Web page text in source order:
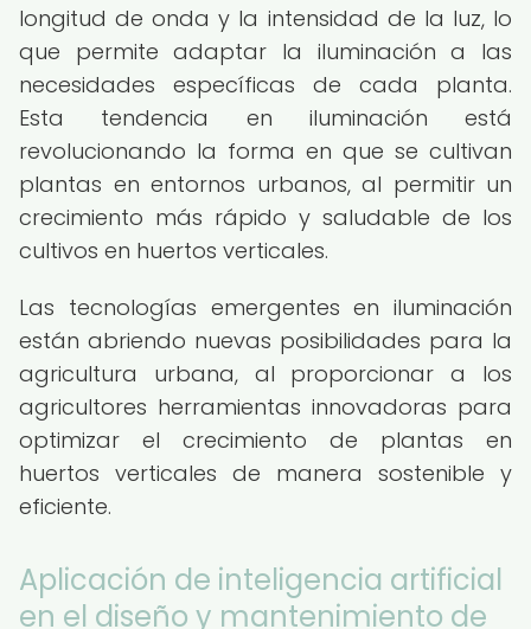
longitud de onda y la intensidad de la luz, lo
que permite adaptar la iluminación a las
necesidades específicas de cada planta.
Esta tendencia en iluminación está
revolucionando la forma en que se cultivan
plantas en entornos urbanos, al permitir un
crecimiento más rápido y saludable de los
cultivos en huertos verticales.
Las tecnologías emergentes en iluminación
están abriendo nuevas posibilidades para la
agricultura urbana, al proporcionar a los
agricultores herramientas innovadoras para
optimizar el crecimiento de plantas en
huertos verticales de manera sostenible y
eficiente.
Aplicación de inteligencia artificial
en el diseño y mantenimiento de